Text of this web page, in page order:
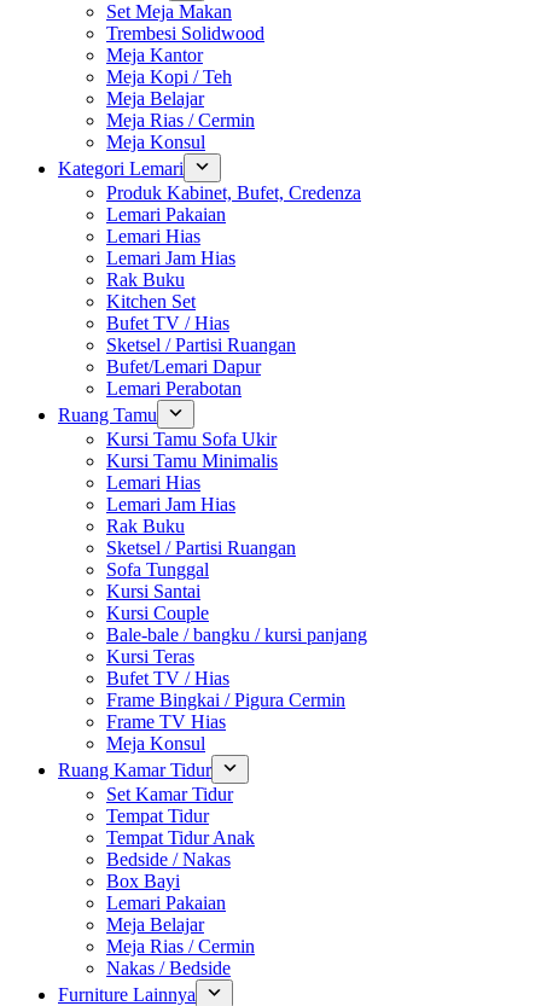
Set Meja Makan
Trembesi Solidwood
Meja Kantor
Meja Kopi / Teh
Meja Belajar
Meja Rias / Cermin
Meja Konsul
Kategori Lemari
Produk Kabinet, Bufet, Credenza
Lemari Pakaian
Lemari Hias
Lemari Jam Hias
Rak Buku
Kitchen Set
Bufet TV / Hias
Sketsel / Partisi Ruangan
Bufet/Lemari Dapur
Lemari Perabotan
Ruang Tamu
Kursi Tamu Sofa Ukir
Kursi Tamu Minimalis
Lemari Hias
Lemari Jam Hias
Rak Buku
Sketsel / Partisi Ruangan
Sofa Tunggal
Kursi Santai
Kursi Couple
Bale-bale / bangku / kursi panjang
Kursi Teras
Bufet TV / Hias
Frame Bingkai / Pigura Cermin
Frame TV Hias
Meja Konsul
Ruang Kamar Tidur
Set Kamar Tidur
Tempat Tidur
Tempat Tidur Anak
Bedside / Nakas
Box Bayi
Lemari Pakaian
Meja Belajar
Meja Rias / Cermin
Nakas / Bedside
Furniture Lainnya